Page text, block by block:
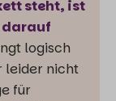
steht, ist
darauf
logisch
leider nicht
für